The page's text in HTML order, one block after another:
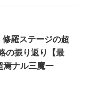
修羅ステージの超
の振り返り【最
焉ナル三魔一